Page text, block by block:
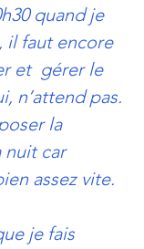
quand je
il faut encore
et  gérer le
n’attend pas.
la
nuit car
assez vite.
je fais